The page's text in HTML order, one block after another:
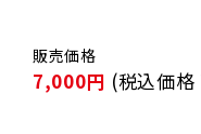
7,000円 (税込価格